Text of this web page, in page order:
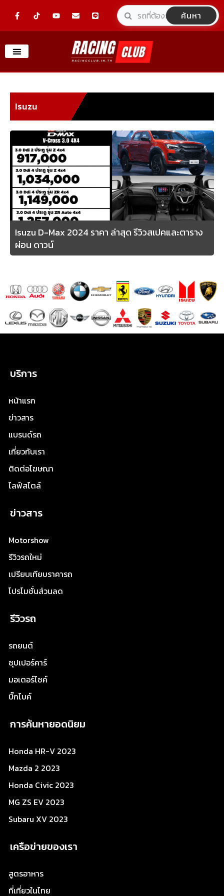
F
a
e
o
o
-
o
t
n
e
l
o
p
e
L
i
e
ค้นหา
Isuzu
Isuzu D-Max 2024 ราคา ล่าสุด รีวิวสเปคและตาราง
ผ่อน ดาวน์
บริการ
หน้าแรก
ข่าวสาร
แบรนด์รถ
เกี่ยวกับเรา
ติดต่อโฆษณา
ไลฟ์สไตล์
ข่าวสาร
Motorshow
รีวิวรถใหม่
เปรียบเทียบราคารถ
โปรโมชั่นส่วนลด
รีวิวรถ
รถยนต์
ซุปเปอร์คาร์
มอเตอร์ไซค์
บิ๊กไบค์
การค้นหายอดนิยม
Honda HR-V 2023
Mazda 2 2023
Honda Civic 2023
MG ZS EV 2023
Subaru XV 2023
เครือข่ายของเรา
สูตรอาหาร
ที่เที่ยวในไทย